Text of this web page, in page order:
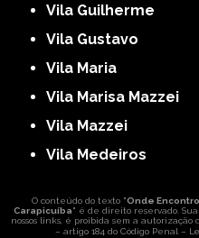
Vila Guilherme
Vila Gustavo
Vila Maria
Vila Marisa Mazzei
Vila Mazzei
Vila Medeiros
O conteúdo do texto "Onde
Carapicuíba" é de direito reservado.
nossos links, é proibida sem a
– artigo 184 do Código Penal –